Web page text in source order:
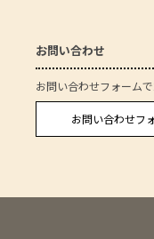
お問い合わせ
お問い合わせフォーム
お問い合わせフ